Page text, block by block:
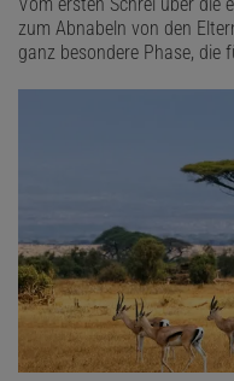
zum Abnabeln von den
ganz besondere Phase, die